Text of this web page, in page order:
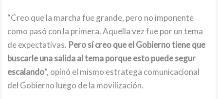
“Creo que la marcha fue grande, pero no imponente
como pasó con la primera. Aquella vez fue por un tema
de expectativas. Pero sí creo que el Gobierno tiene que
buscarle una salida al tema porque esto puede segur
escalando”, opinó el mismo estratega comunicacional
del Gobierno luego de la movilización.